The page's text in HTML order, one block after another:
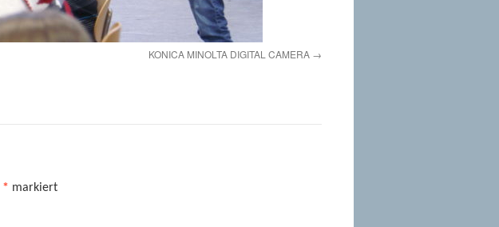
KONICA MINOLTA DIGITAL CAMERA
* markiert